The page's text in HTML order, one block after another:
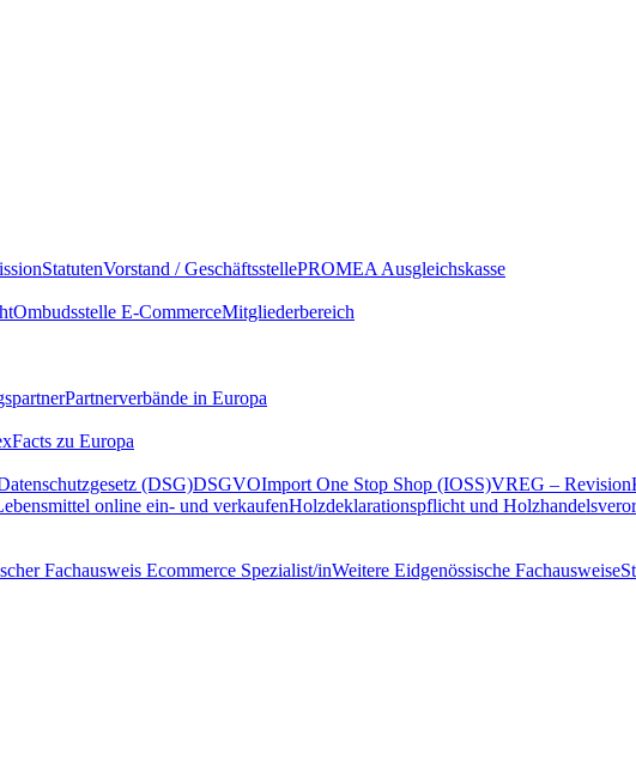
StatutenVorstand / GeschäftsstellePROMEA Ausgleichskasse
Ombudsstelle E-CommerceMitgliederbereich
Partnerverbände in Europa
Facts zu Europa
(DSG)DSGVOImport One Stop Shop (IOSS)VREG – Revision
online ein- und verkaufenHolzdeklarationspflicht und
Fachausweis Ecommerce Spezialist/inWeitere Eidgenössische Fachausweise